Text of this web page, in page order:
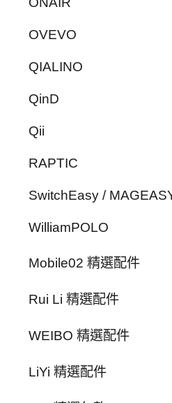
OVEVO
QIALINO
QinD
Qii
RAPTIC
SwitchEasy /
WilliamPOLO
Mobile02 精選配件
Rui Li 精選配件
WEIBO 精選配件
LiYi 精選配件